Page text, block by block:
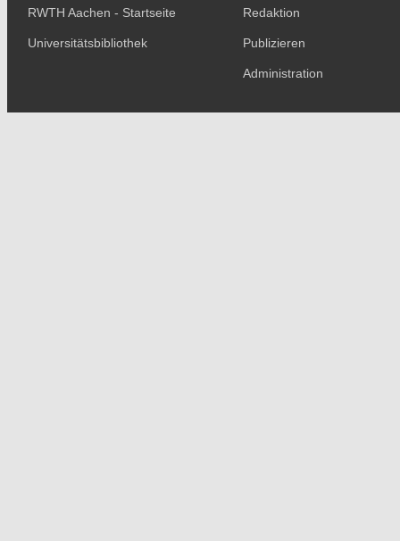
RWTH Aachen - Startseite
Universitätsbibliothek
Redaktion
Publizieren
Administration